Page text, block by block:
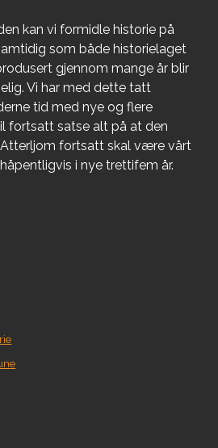
kan vi formidle historie på
som både historielaget
gjennom mange år blir
Vi har med dette tatt
tid med nye og flere
fortsatt satse alt på at den
fortsatt skal være vårt
i nye trettifem år.